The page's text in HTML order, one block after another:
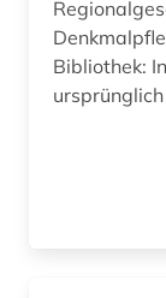
Denkmalpflege. Es beinhaltet zum
Bibliothek: